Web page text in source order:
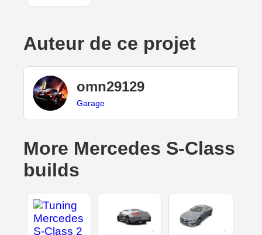
Auteur de ce projet
omn29129
Garage
More Mercedes S-Class
builds